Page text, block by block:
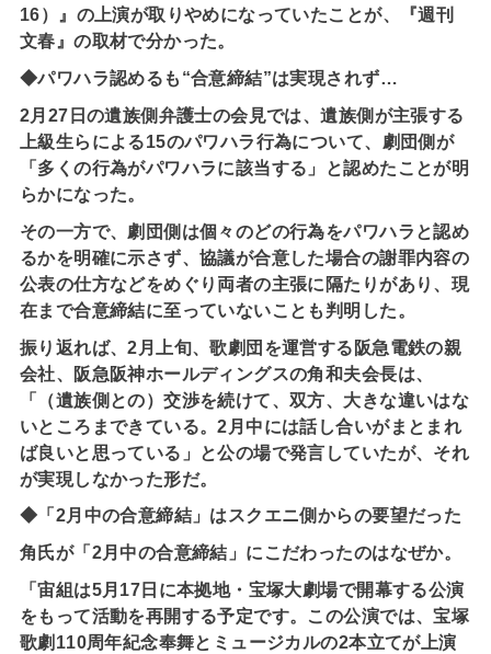
16）』の上演が取りやめになっていたことが、『週刊
文春』の取材で分かった。
◆パワハラ認めるも“合意締結”は実現されず…
2月27日の遺族側弁護士の会見では、遺族側が主張する
上級生らによる15のパワハラ行為について、劇団側が
「多くの行為がパワハラに該当する」と認めたことが明
らかになった。
その一方で、劇団側は個々のどの行為をパワハラと認め
るかを明確に示さず、協議が合意した場合の謝罪内容の
公表の仕方などをめぐり両者の主張に隔たりがあり、現
在まで合意締結に至っていないことも判明した。
振り返れば、2月上旬、歌劇団を運営する阪急電鉄の親
会社、阪急阪神ホールディングスの角和夫会長は、
「（遺族側との）交渉を続けて、双方、大きな違いはな
いところまできている。2月中には話し合いがまとまれ
ば良いと思っている」と公の場で発言していたが、それ
が実現しなかった形だ。
◆「2月中の合意締結」はスクエニ側からの要望だった
角氏が「2月中の合意締結」にこだわったのはなぜか。
「宙組は5月17日に本拠地・宝塚大劇場で開幕する公演
をもって活動を再開する予定です。この公演では、宝塚
歌劇110周年紀念奉舞とミュージカルの2本立てが上演